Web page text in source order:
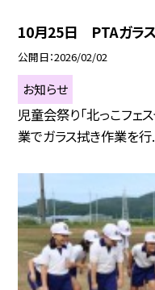
10月25日 PTAガラ
公開日 2026/02/02
お知らせ
児童会祭り「北っこフェ
業でガラス拭き作業を行